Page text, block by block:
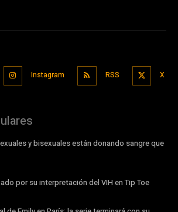
Instagram RSS X
y bisexuales están donando sangre que
por su interpretación del VIH en Tip Toe